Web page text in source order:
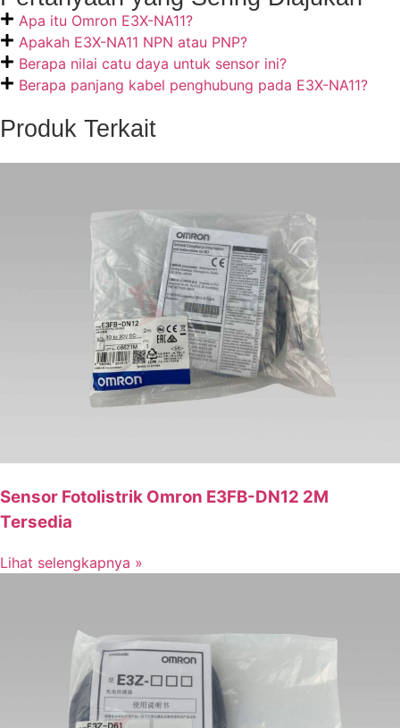
Apa itu Omron E3X-NA11?
Apakah E3X-NA11 NPN atau PNP?
Berapa nilai catu daya untuk sensor ini?
Berapa panjang kabel penghubung pada E3X-NA11?
Produk Terkait
Sensor Fotolistrik Omron E3FB-DN12 2M
Tersedia
Lihat selengkapnya »